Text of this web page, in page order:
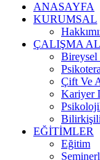
ANASAYFA
KURUMSAL
ÇALIŞMA
Bireysel
Çift Ve
Kariyer
EĞİTİMLER
Eğitim